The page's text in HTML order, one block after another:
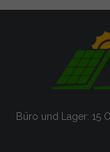
Büro und Lager: 15